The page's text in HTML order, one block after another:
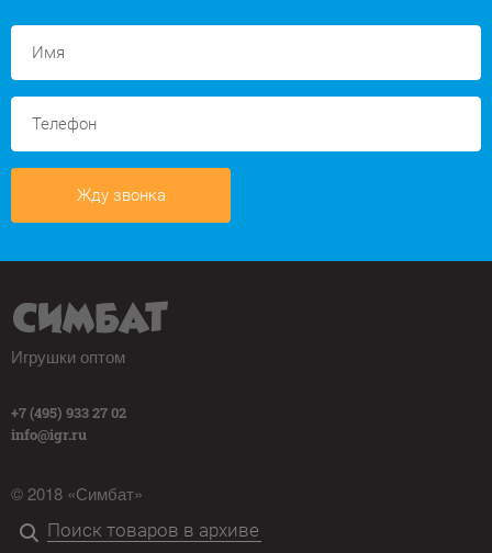
Жду звонка
Игрушки оптом
+7 (495) 933 27 02
info@igr.ru
© 2018 «Симбат»